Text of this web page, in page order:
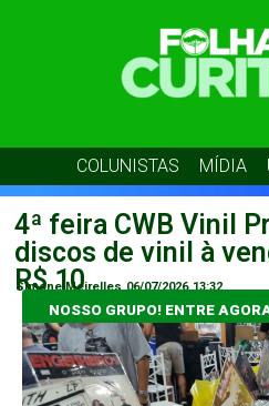
COLUNISTAS MÍDIA
4ª feira CWB Vinil
discos de vinil à
R$ 10
Simone Meirelles 06/07/2026 13:32
NOSSO GRUPO! ENTRE